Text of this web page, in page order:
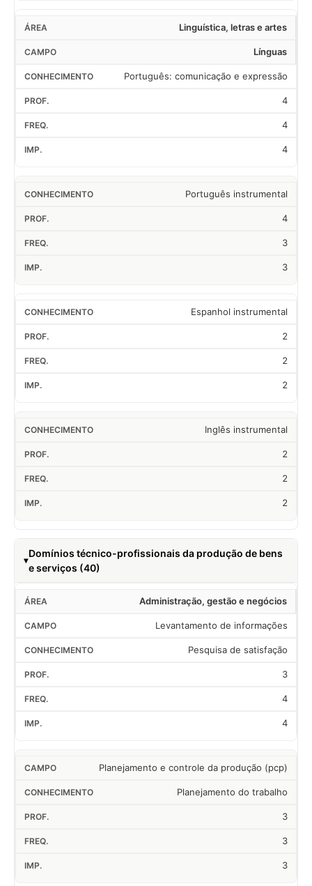
Linguística, letras e artes
Línguas
Português: comunicação e expressão
4
4
4
Português instrumental
4
3
3
Espanhol instrumental
2
2
2
Inglês instrumental
2
2
2
Domínios técnico-profissionais da produção de bens
e serviços (40)
Administração, gestão e negócios
Levantamento de informações
Pesquisa de satisfação
3
4
4
Planejamento e controle da produção (pcp)
Planejamento do trabalho
3
3
3